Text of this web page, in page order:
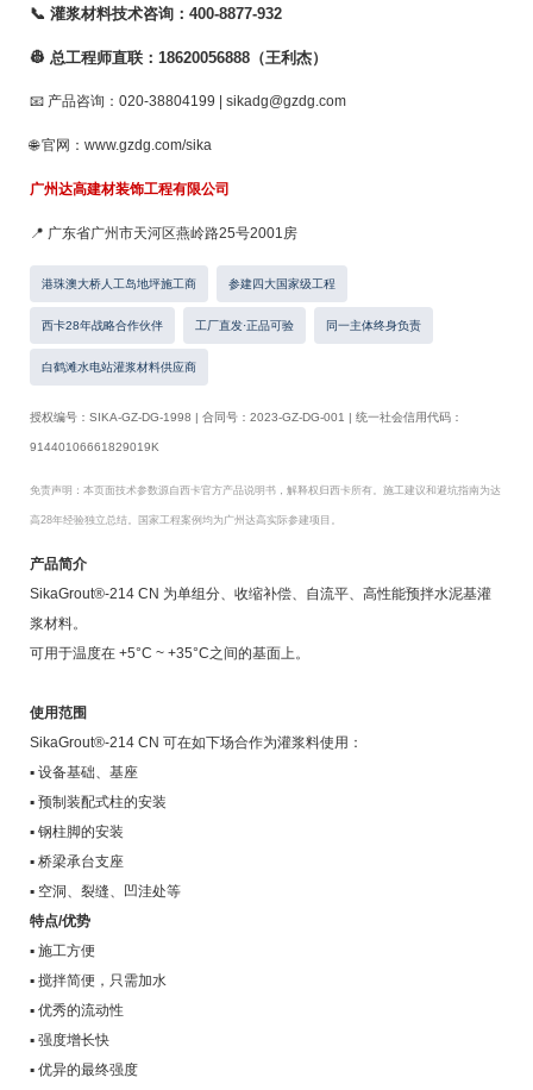
📞 灌浆材料技术咨询：400-8877-932
👷 总工程师直联：18620056888（王利杰）
📧 产品咨询：020-38804199 | sikadg@gzdg.com
🌐 官网：www.gzdg.com/sika
广州达高建材装饰工程有限公司
📍 广东省广州市天河区燕岭路25号2001房
港珠澳大桥人工岛地坪施工商 参建四大国家级工程
西卡28年战略合作伙伴 工厂直发·正品可验 同一主体终身负责
白鹤滩水电站灌浆材料供应商
授权编号：SIKA-GZ-DG-1998 | 合同号：2023-GZ-DG-001 | 统一社会信用代码：
91440106661829019K
免责声明：本页面技术参数源自西卡官方产品说明书，解释权归西卡所有。施工建议和避坑指南为达
高28年经验独立总结。国家工程案例均为广州达高实际参建项目。
产品简介
SikaGrout®-214 CN 为单组分、收缩补偿、自流平、高性能预拌水泥基灌
浆材料。
可用于温度在 +5°C ~ +35°C之间的基面上。
使用范围
SikaGrout®-214 CN 可在如下场合作为灌浆料使用：
▪ 设备基础、基座
▪ 预制装配式柱的安装
▪ 钢柱脚的安装
▪ 桥梁承台支座
▪ 空洞、裂缝、凹洼处等
特点/优势
▪ 施工方便
▪ 搅拌简便，只需加水
▪ 优秀的流动性
▪ 强度增长快
▪ 优异的最终强度